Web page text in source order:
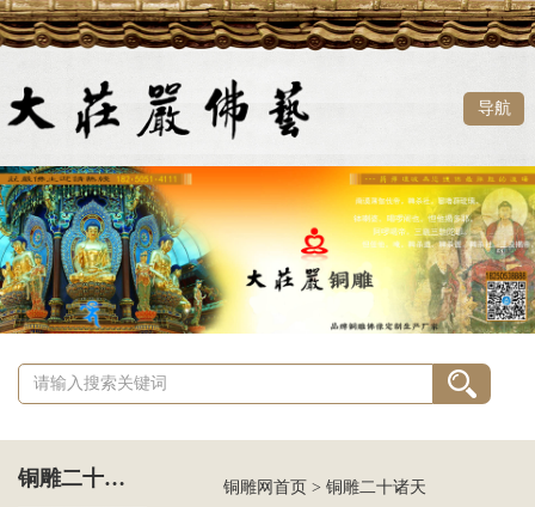
导航
铜雕二十诸天 铜雕网首页 > 铜雕二十诸天